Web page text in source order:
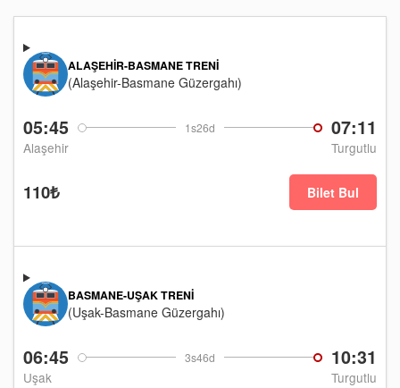
05:45 1s26d 07:11
Alaşehir Turgutlu
ALAŞEHIR-BASMANE TRENI
(Alaşehir-Basmane Güzergahı)
110₺ Bilet Bul
06:45 3s46d 10:31
Uşak Turgutlu
BASMANE-UŞAK TRENI
(Uşak-Basmane Güzergahı)